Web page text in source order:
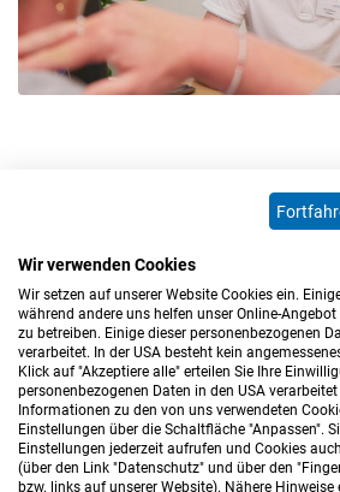
<< < 1 2
10
11 12 13 14 15
Impressum Datenschutz
Wir verwenden Cookies
Wir setzen auf unserer Website Cookies ein.
während andere uns helfen unser Online-
zu betreiben. Einige dieser personenbezogenen
verarbeitet. In der USA besteht kein
Klick auf "Akzeptiere alle" erteilen Sie Ihre
personenbezogenen Daten in den USA
Informationen zu den von uns verwendeten
Einstellungen über die Schaltfläche "Anpassen".
Einstellungen jederzeit aufrufen und Cookies
(über den Link "Datenschutz" und über den
bzw. links auf unserer Website). Nähere